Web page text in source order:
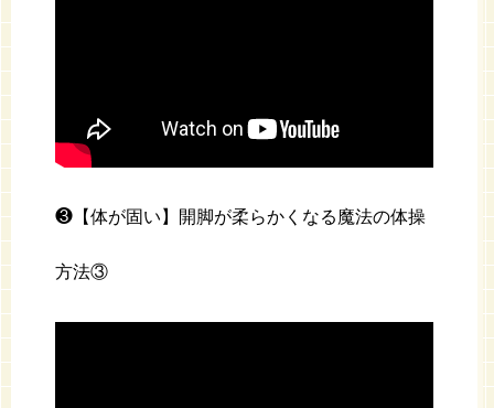
❸【体が固い】開脚が柔らかくなる魔法の体操
方法③